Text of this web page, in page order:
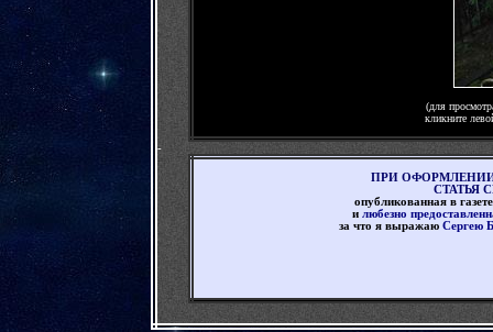
(для
кликните
-
ПРИ
СТАТЬЯ
опубликованная в газете
и любезно
за что я выражаю Сергею